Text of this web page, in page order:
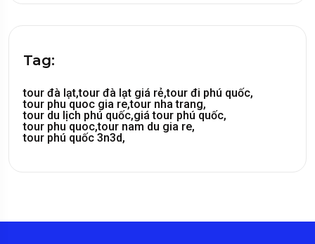
Tag:
tour đà lạt,tour đà lạt giá rẻ,tour đi phú quốc,
tour phu quoc gia re,tour nha trang,
tour du lịch phú quốc,giá tour phú quốc,
tour phu quoc,tour nam du gia re,
tour phú quốc 3n3d,